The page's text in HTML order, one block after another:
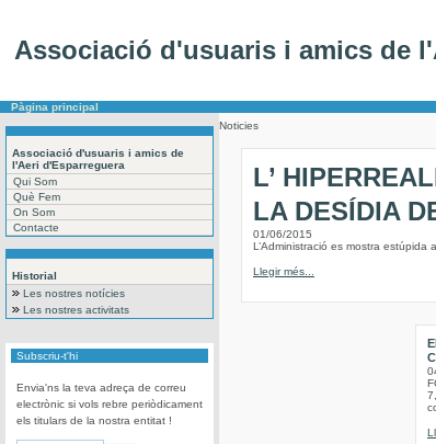
Associació d'usuaris i amics de
Pàgina principal
Associació d'usuaris i amics de
l'Aeri d'Esparreguera
Qui Som
Què Fem
On Som
Contacte
Historial
Les nostres notícies
Les nostres activitats
Subscriu-t'hi
Envia'ns la teva adreça de correu
electrònic si vols rebre periòdicament
els titulars de la nostra entitat !
Noticies
L’
LA DESÍDIA
01/06/2015
L’Administració es mostra estúpida
Llegir més...